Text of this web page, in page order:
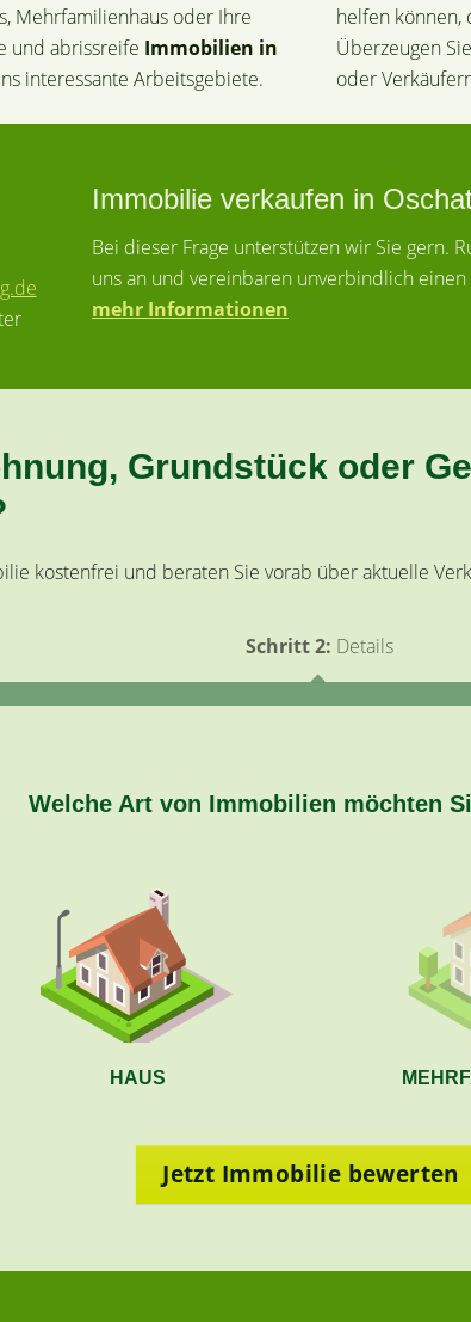
Mehrfamilienhaus oder Ihre
und abrissreife Immobilien in
interessante Arbeitsgebiete.
helfen können,
Überzeugen
oder
Immobilie verkaufen in
Bei dieser Frage unterstützen wir Sie gern.
uns an und vereinbaren unverbindlich einen
mehr Informationen
Grundstück oder
kostenfrei und beraten Sie vorab über aktuelle
Schritt 2: Details
Welche Art von Immobilien möchten
HAUS
Jetzt Immobilie bewerten